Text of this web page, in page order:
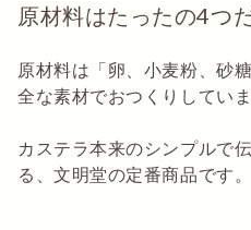
原材料はたったの4つ
原材料は「卵、小麦粉、砂
全な素材でおつくりしていま
カステラ本来のシンプルで
る、文明堂の定番商品です。